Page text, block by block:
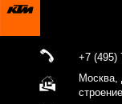
+7 (495)
Москва,